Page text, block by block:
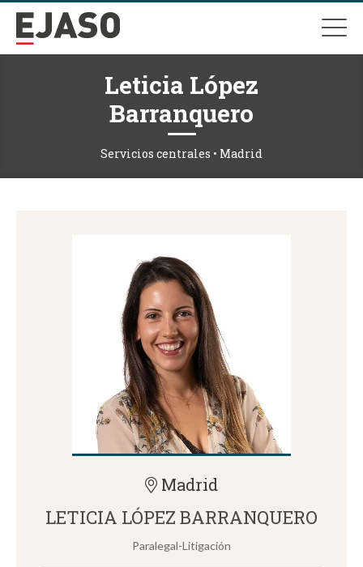
Leticia López
Barranquero
Servicios centrales • Madrid
Madrid
LETICIA LÓPEZ BARRANQUERO
Paralegal-Litigación